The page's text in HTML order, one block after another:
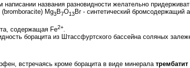
написании названия разновидности желательно
(bromboracite) Mg3B7O13Br - синтетический бромсодержащий
содержащая Fe2+
борацита из Штассфуртского бассейна соляных
встречаясь кроме борацита в виде минерала трембатит